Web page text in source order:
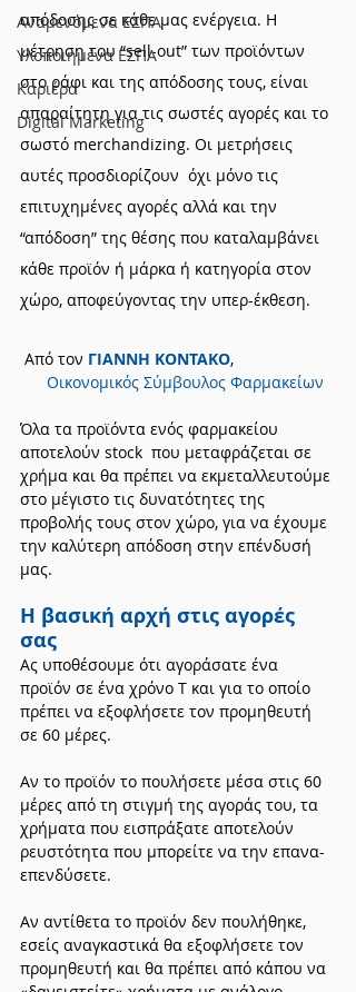
Αναμενόμενα ΕΣΠΑ
Υλοποιημένα ΕΣΠΑ
Καριέρα
Digital Marketing
απόδοσης σε κάθε μας ενέργεια. H
μέτρηση του “sell-out” των προϊόντων
στο ράφι και της απόδοσης τους, είναι
απαραίτητη για τις σωστές αγορές και το
σωστό merchandizing. Οι μετρήσεις
αυτές προσδιορίζουν  όχι μόνο τις
επιτυχημένες αγορές αλλά και την
“απόδοση” της θέσης που καταλαμβάνει
κάθε προϊόν ή μάρκα ή κατηγορία στον
χώρο, αποφεύγοντας την υπερ-έκθεση.
Από τον ΓΙΑΝΝΗ ΚΟΝΤΑΚΟ,
Οικονομικός Σύμβουλος Φαρμακείων
Όλα τα προϊόντα ενός φαρμακείου
αποτελούν stock  που μεταφράζεται σε
χρήμα και θα πρέπει να εκμεταλλευτούμε
στο μέγιστο τις δυνατότητες της
προβολής τους στον χώρο, για να έχουμε
την καλύτερη απόδοση στην επένδυσή
μας.
Η βασική αρχή στις αγορές
σας
Ας υποθέσουμε ότι αγοράσατε ένα
προϊόν σε ένα χρόνο Τ και για το οποίο
πρέπει να εξοφλήσετε τον προμηθευτή
σε 60 μέρες.
Αν το προϊόν το πουλήσετε μέσα στις 60
μέρες από τη στιγμή της αγοράς του, τα
χρήματα που εισπράξατε αποτελούν
ρευστότητα που μπορείτε να την επανα-
επενδύσετε.
Αν αντίθετα το προϊόν δεν πουλήθηκε,
εσείς αναγκαστικά θα εξοφλήσετε τον
προμηθευτή και θα πρέπει από κάπου να